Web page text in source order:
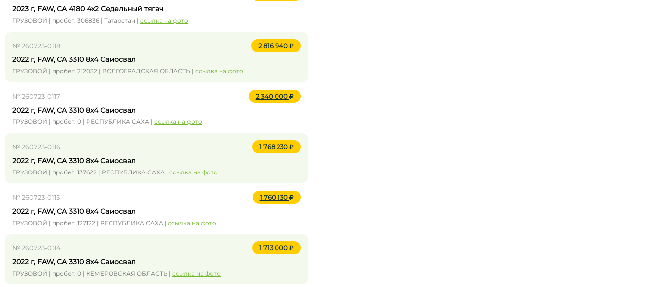
2023 г, FAW, CA 4180 4x2 Седельный тягач
ГРУЗОВОЙ | пробег: 306836 | Татарстан | ссылка на фото
№ 260723-0118 2 816 940
2022 г, FAW, CA 3310 8x4 Самосвал
ГРУЗОВОЙ | пробег: 212032 | ВОЛГОГРАДСКАЯ ОБЛАСТЬ | ссылка на фото
№ 260723-0117 2 340 000
2022 г, FAW, CA 3310 8x4 Самосвал
ГРУЗОВОЙ | пробег: 0 | РЕСПУБЛИКА САХА | ссылка на фото
№ 260723-0116 1 768 230
2022 г, FAW, CA 3310 8x4 Самосвал
ГРУЗОВОЙ | пробег: 137622 | РЕСПУБЛИКА САХА | ссылка на фото
№ 260723-0115 1 760 130
2022 г, FAW, CA 3310 8x4 Самосвал
ГРУЗОВОЙ | пробег: 127122 | РЕСПУБЛИКА САХА | ссылка на фото
№ 260723-0114 1 713 000
2022 г, FAW, CA 3310 8x4 Самосвал
ГРУЗОВОЙ | пробег: 0 | КЕМЕРОВСКАЯ ОБЛАСТЬ | ссылка на фото